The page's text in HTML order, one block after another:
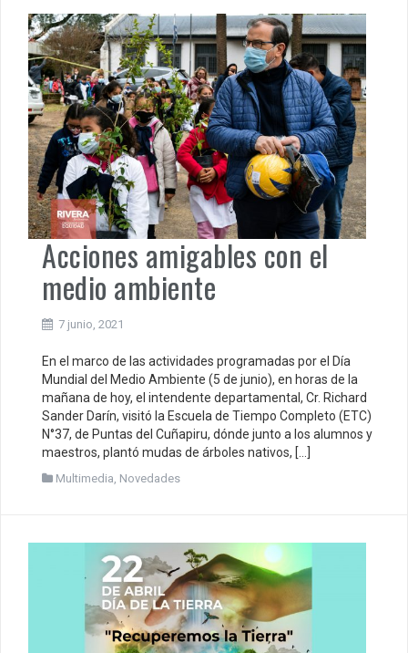
Acciones amigables con el
medio ambiente
7 junio, 2021
En el marco de las actividades programadas por el Día
Mundial del Medio Ambiente (5 de junio), en horas de la
mañana de hoy, el intendente departamental, Cr. Richard
Sander Darín, visitó la Escuela de Tiempo Completo (ETC)
N°37, de Puntas del Cuñapiru, dónde junto a los alumnos y
maestros, plantó mudas de árboles nativos, […]
Multimedia Novedades